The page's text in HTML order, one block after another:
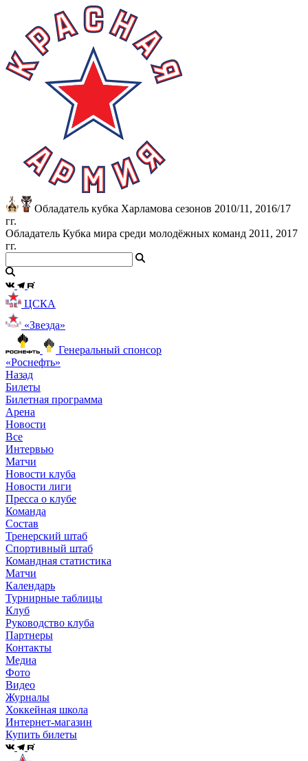
Обладатель кубка Харламова сезонов 2010/11, 2016/17
гг.
Обладатель Кубка мира среди молодёжных команд 2011, 2017
гг.
ЦСКА
«Звезда»
Генеральный спонсор
«Роснефть»
Назад
Билеты
Билетная программа
Арена
Новости
Все
Интервью
Матчи
Новости клуба
Новости лиги
Пресса о клубе
Команда
Состав
Тренерский штаб
Спортивный штаб
Командная статистика
Матчи
Календарь
Турнирные таблицы
Клуб
Руководство клуба
Партнеры
Контакты
Медиа
Фото
Видео
Журналы
Хоккейная школа
Интернет-магазин
Купить билеты